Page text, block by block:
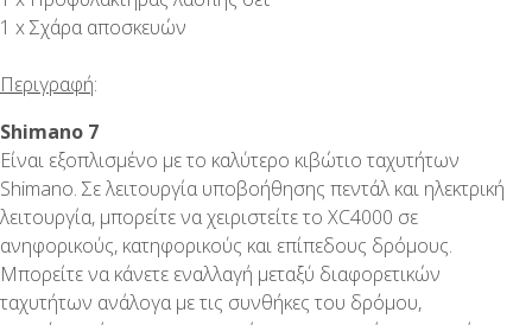
1 x Σχάρα αποσκευών
Περιγραφή:
Shimano 7
Είναι εξοπλισμένο με το καλύτερο κιβώτιο ταχυτήτων
Shimano. Σε λειτουργία υποβοήθησης πεντάλ και ηλεκτρική
λειτουργία, μπορείτε να χειριστείτε το XC4000 σε
ανηφορικούς, κατηφορικούς και επίπεδους δρόμους.
Μπορείτε να κάνετε εναλλαγή μεταξύ διαφορετικών
ταχυτήτων ανάλογα με τις συνθήκες του δρόμου,